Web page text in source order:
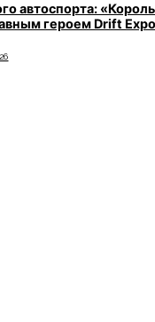
автоспорта:
героем Drift